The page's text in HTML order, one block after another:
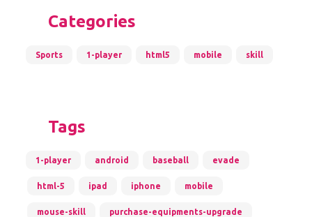
Categories
Sports 1-player html5 mobile skill
Tags
1-player android baseball evade
html-5 ipad iphone mobile
mouse-skill purchase-equipments-upgrade